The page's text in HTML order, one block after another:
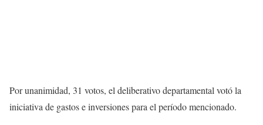
Por unanimidad, 31 votos, el deliberativo departamental votó la
iniciativa de gastos e inversiones para el período mencionado.